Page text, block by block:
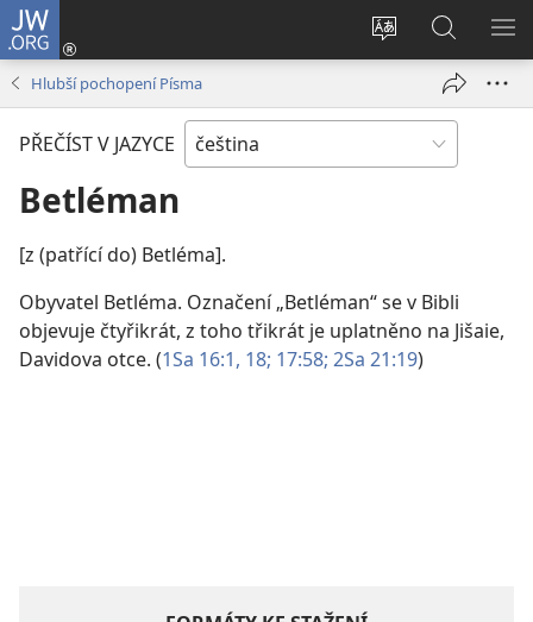
JW.ORG
Změnit
stránek
Přihlásit
se
okno)
Hledat
na
JW.ORG
Hlubší pochopení Písma
PŘEČÍST V JAZYCE
Betléman
[z (patřící do) Betléma].
Obyvatel Betléma. Označení „Betléman“ se v Bibli
objevuje čtyřikrát, z toho třikrát je uplatněno na Jišaie,
Davidova otce. (1Sa 16:1, 18; 17:58; 2Sa 21:19)